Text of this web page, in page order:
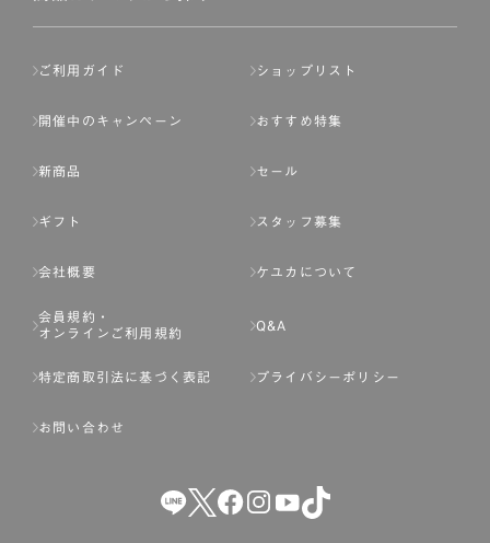
ご利用ガイド ショップリスト
開催中のキャンペーン おすすめ特集
新商品 セール
ギフト スタッフ募集
会社概要 ケユカについて
会員規約・
オンラインご利用規約
Q&A
特定商取引法に基づく表記 プライバシーポリシー
お問い合わせ